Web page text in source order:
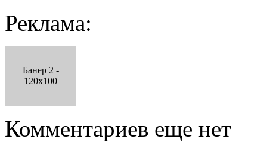
Реклама:
Банер 2 -
120x100
Комментариев еще нет